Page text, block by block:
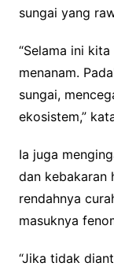
sungai yang
“Selama ini
menanam.
sungai,
ekosistem,”
Ia juga
dan kebakaran
rendahnya
masuknya
“Jika tidak